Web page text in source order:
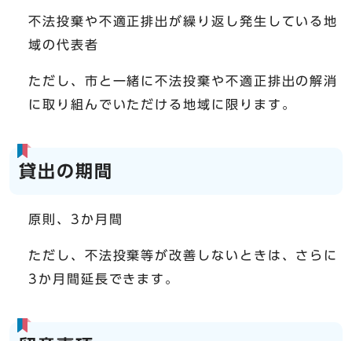
不法投棄や不適正排出が繰り返し発生している地
域の代表者
ただし、市と一緒に不法投棄や不適正排出の解消
に取り組んでいただける地域に限ります。
貸出の期間
原則、3か月間
ただし、不法投棄等が改善しないときは、さらに
3か月間延長できます。